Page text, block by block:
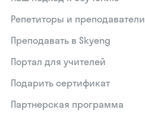
Репетиторы и преподаватели
Преподавать в Skyeng
Портал для учителей
Подарить сертификат
Партнерская программа